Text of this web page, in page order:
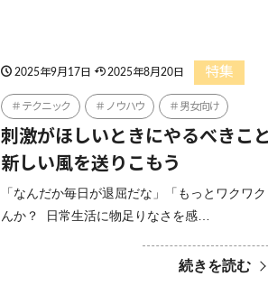
2025年9月17日 2025年8月20日 特集
テクニック ノウハウ 男女向け
刺激がほしいときにやるべきこ
新しい風を送りこもう
「なんだか毎日が退屈だな」「もっとワクワ
んか？ 日常生活に物足りなさを感…
続きを読む